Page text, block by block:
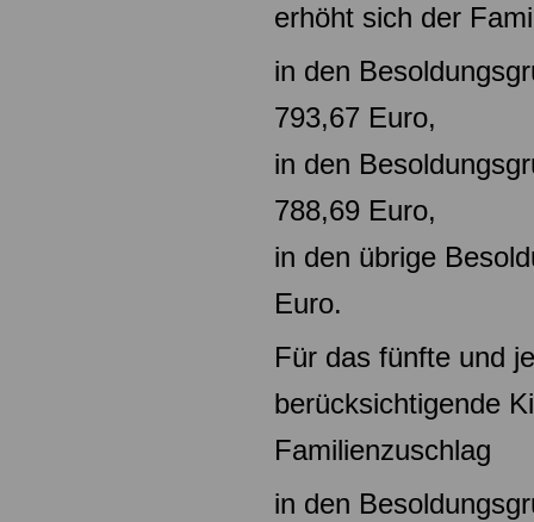
erhöht sich der
in den
793,67 Euro,
in den
788,69 Euro,
in den übrige
Euro.
Für das fünfte und
berücksichtigende
Familienzuschlag
in den